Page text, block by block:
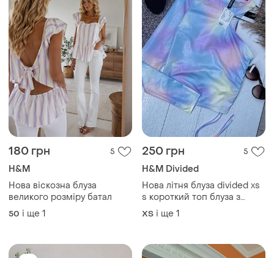
180 грн 5
H&M
Нова віскозна блуза
великого розміру батал
50 і ще 1
250 грн 5
H&M Divided
Нова літня блуза divided xs
s короткий топ блуза з
відкритим плечем
блискучий топ
ХS і ще 1